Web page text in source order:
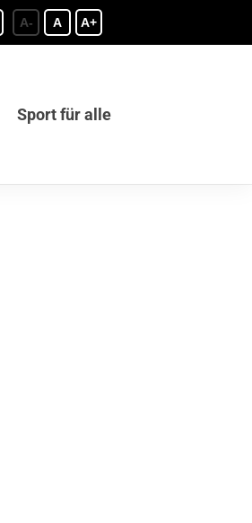
A- A A+
Sport für alle